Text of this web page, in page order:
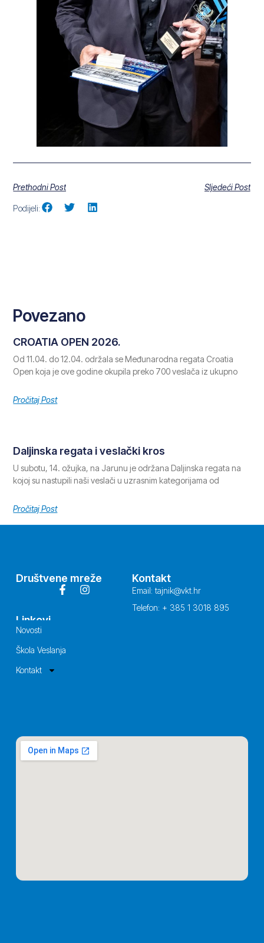
Prethodni Post Sljedeći Post
Podijeli:
Povezano
CROATIA OPEN 2026.
Od 11.04. do 12.04. održala se Međunarodna regata Croatia
Open koja je ove godine okupila preko 700 veslača iz ukupno
Pročitaj Post
Daljinska regata i veslački kros
U subotu, 14. ožujka, na Jarunu je održana Daljinska regata na
kojoj su nastupili naši veslači u uzrasnim kategorijama od
Pročitaj Post
Društvene mreže Kontakt
Email: tajnik@vkt.hr
Telefon: + 385 1 3018 895
Linkovi
Novosti
Škola Veslanja
Kontakt